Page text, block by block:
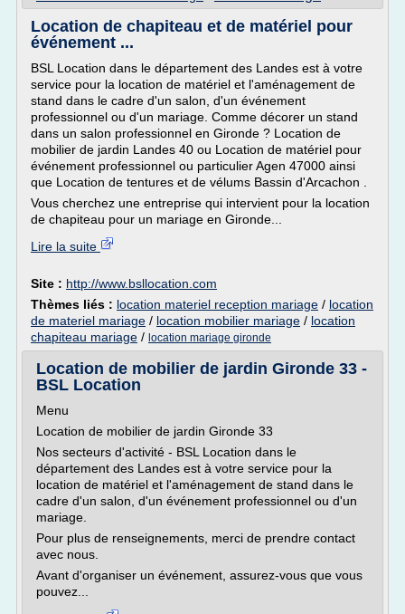
Location de chapiteau et de matériel pour
événement ...
BSL Location dans le département des Landes est à votre
service pour la location de matériel et l'aménagement de
stand dans le cadre d'un salon, d'un événement
professionnel ou d'un mariage. Comme décorer un stand
dans un salon professionnel en Gironde ? Location de
mobilier de jardin Landes 40 ou Location de matériel pour
événement professionnel ou particulier Agen 47000 ainsi
que Location de tentures et de vélums Bassin d'Arcachon .
Vous cherchez une entreprise qui intervient pour la location
de chapiteau pour un mariage en Gironde...
Lire la suite
Site : http://www.bsllocation.com
Thèmes liés : location materiel reception mariage / location
de materiel mariage / location mobilier mariage / location
chapiteau mariage / location mariage gironde
Location de mobilier de jardin Gironde 33 -
BSL Location
Menu
Location de mobilier de jardin Gironde 33
Nos secteurs d'activité - BSL Location dans le
département des Landes est à votre service pour la
location de matériel et l'aménagement de stand dans le
cadre d'un salon, d'un événement professionnel ou d'un
mariage.
Pour plus de renseignements, merci de prendre contact
avec nous.
Avant d'organiser un événement, assurez-vous que vous
pouvez...